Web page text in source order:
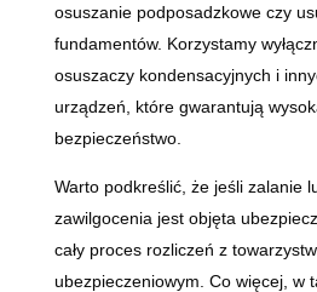
osuszanie podposadzkowe czy
fundamentów. Korzystamy
osuszaczy kondensacyjnych i
urządzeń, które gwarantują
bezpieczeństwo.
Warto podkreślić, że jeśli zalanie
zawilgocenia jest objęta
cały proces rozliczeń z
ubezpieczeniowym. Co więcej, w